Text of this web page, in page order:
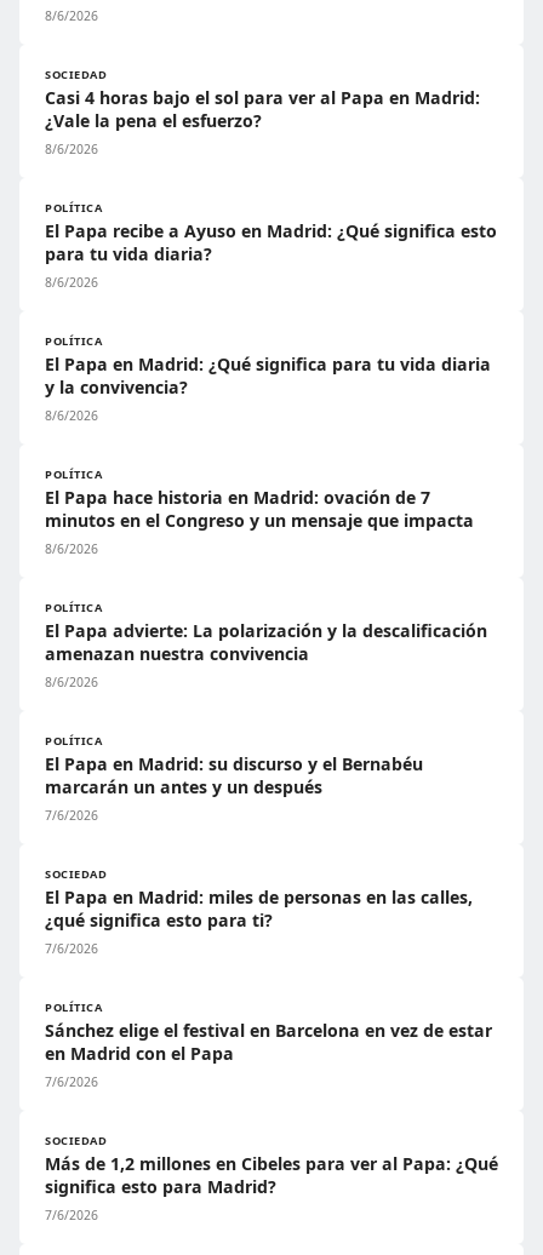
8/6/2026
SOCIEDAD
Casi 4 horas bajo el sol para ver al Papa en Madrid:
¿Vale la pena el esfuerzo?
8/6/2026
POLÍTICA
El Papa recibe a Ayuso en Madrid: ¿Qué significa esto
para tu vida diaria?
8/6/2026
POLÍTICA
El Papa en Madrid: ¿Qué significa para tu vida diaria
y la convivencia?
8/6/2026
POLÍTICA
El Papa hace historia en Madrid: ovación de 7
minutos en el Congreso y un mensaje que impacta
8/6/2026
POLÍTICA
El Papa advierte: La polarización y la descalificación
amenazan nuestra convivencia
8/6/2026
POLÍTICA
El Papa en Madrid: su discurso y el Bernabéu
marcarán un antes y un después
7/6/2026
SOCIEDAD
El Papa en Madrid: miles de personas en las calles,
¿qué significa esto para ti?
7/6/2026
POLÍTICA
Sánchez elige el festival en Barcelona en vez de estar
en Madrid con el Papa
7/6/2026
SOCIEDAD
Más de 1,2 millones en Cibeles para ver al Papa: ¿Qué
significa esto para Madrid?
7/6/2026